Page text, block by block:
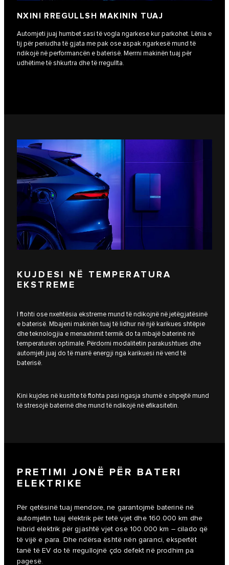
NXINI RREGULLSH MAKININ TUAJ
Automjeti juaj humbet sasi të vogla ngarkese kur parkohet. Lënia e
tij për periudha të gjata me pak ose aspak ngarkesë mund të
ndikojë në performancën e baterisë. Merrni makinën tuaj për
udhëtime të shkurtra dhe të rregullta.
KUJDESI NË TEMPERATURA
EKSTREME
I ftohti ose nxehtësia ekstreme mund të ndikojnë në jetëgjatësinë
e baterisë. Mbajeni makinën tuaj të lidhur në një karikues shtëpie
dhe teknologjia e menaxhimit termik do ta mbajë baterinë në
temperaturën optimale. Përdorni modalitetin parakushtues dhe
automjeti juaj do të marrë energji nga karikuesi në vend të
baterisë.
Kini kujdes në kushte të ftohta pasi ngasja shumë e shpejtë mund
të stresojë baterinë dhe mund të ndikojë në efikasitetin.
PRETIMI JONË PËR BATERI
ELEKTRIKE
Për qetësinë tuaj mendore, ne garantojmë baterinë në
automjetin tuaj elektrik për tetë vjet dhe 160.000 km dhe
hibrid elektrik për gjashtë vjet ose 100.000 km – cilado që
të vijë e para. Dhe ndërsa është nën garanci, ekspertët
tanë të EV do të rregullojnë çdo defekt në prodhim pa
pagesë.